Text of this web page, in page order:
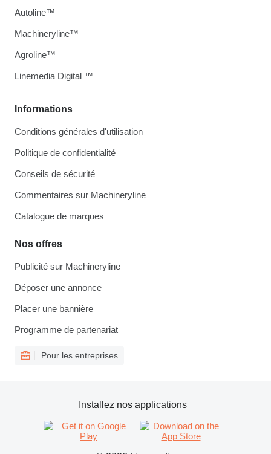
Informations
Conditions générales d'utilisation
Politique de confidentialité
Conseils de sécurité
Commentaires sur Machineryline
Catalogue de marques
Nos offres
Publicité sur Machineryline
Déposer une annonce
Placer une bannière
Programme de partenariat
Pour les entreprises
Autoline™
Machineryline™
Agroline™
Linemedia Digital ™
Installez nos applications